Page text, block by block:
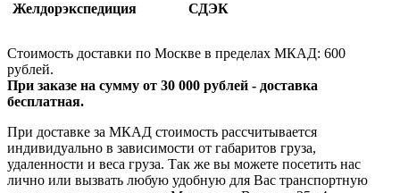
Желдорэкспедиция СДЭК
Стоимость доставки по Москве в пределах МКАД: 600
рублей.
При заказе на сумму от 30 000 рублей - доставка
бесплатная.
При доставке за МКАД стоимость рассчитывается
индивидуально в зависимости от габаритов груза,
удаленности и веса груза. Так же вы можете посетить нас
лично или вызвать любую удобную для Вас транспортную